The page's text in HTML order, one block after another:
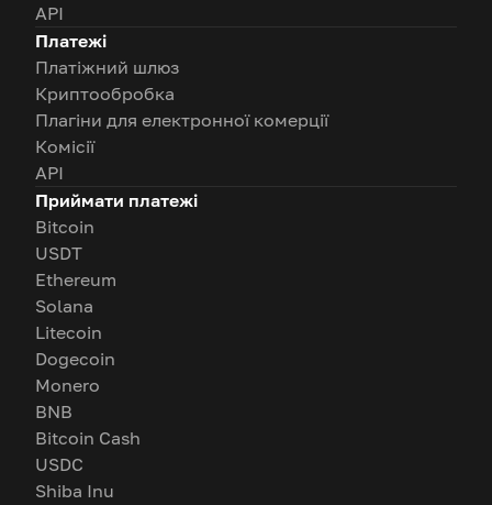
API
Платежі
Платіжний шлюз
Криптообробка
Плагіни для електронної комерції
Комісії
API
Приймати платежі
Bitcoin
USDT
Ethereum
Solana
Litecoin
Dogecoin
Monero
BNB
Bitcoin Cash
USDC
Shiba Inu